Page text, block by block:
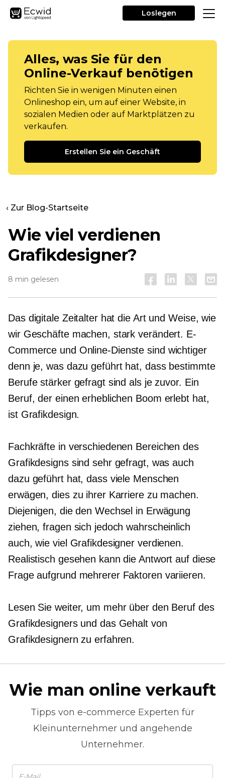
Loslegen
Alles, was Sie für den
Online-Verkauf benötigen
Richten Sie in wenigen Minuten einen
Onlineshop ein, um auf einer Website, in
sozialen Medien oder auf Marktplätzen zu
verkaufen.
Erstellen Sie ein Geschäft
‹ Zur Blog-Startseite
Wie viel verdienen
Grafikdesigner?
8 min gelesen
Das digitale Zeitalter hat die Art und Weise, wie
wir Geschäfte machen, stark verändert. E-
Commerce und Online-Dienste sind wichtiger
denn je, was dazu geführt hat, dass bestimmte
Berufe stärker gefragt sind als je zuvor. Ein
Beruf, der einen erheblichen Boom erlebt hat,
ist Grafikdesign.
Fachkräfte in verschiedenen Bereichen des
Grafikdesigns sind sehr gefragt, was auch
dazu geführt hat, dass viele Menschen
erwägen, dies zu ihrer Karriere zu machen.
Diejenigen, die den Wechsel in Erwägung
ziehen, fragen sich jedoch wahrscheinlich
auch, wie viel Grafikdesigner verdienen.
Realistisch gesehen kann die Antwort auf diese
Frage aufgrund mehrerer Faktoren variieren.
Lesen Sie weiter, um mehr über den Beruf des
Grafikdesigners und das Gehalt von
Grafikdesignern zu erfahren.
Wie man online verkauft
Tipps von e-commerce Experten für
Kleinunternehmer und angehende
Unternehmer.